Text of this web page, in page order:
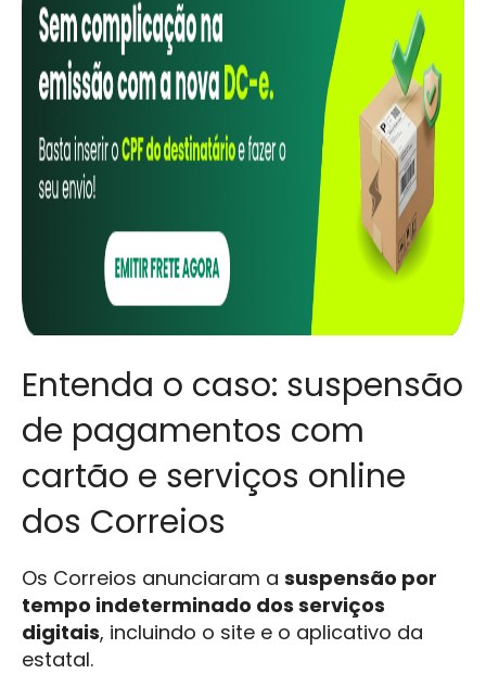
Entenda o caso: suspensão
de pagamentos com
cartão e serviços online
dos Correios
Os Correios anunciaram a suspensão por
tempo indeterminado dos serviços
digitais, incluindo o site e o aplicativo da
estatal.